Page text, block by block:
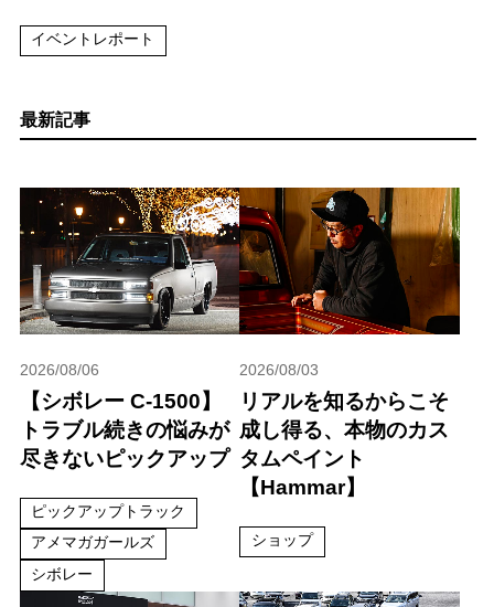
イベントレポート
最新記事
2026/08/06
【シボレー C-1500】
トラブル続きの悩みが
尽きないピックアップ
ピックアップトラック
アメマガガールズ
シボレー
2026/08/03
リアルを知るからこそ
成し得る、本物のカス
タムペイント
【Hammar】
ショップ